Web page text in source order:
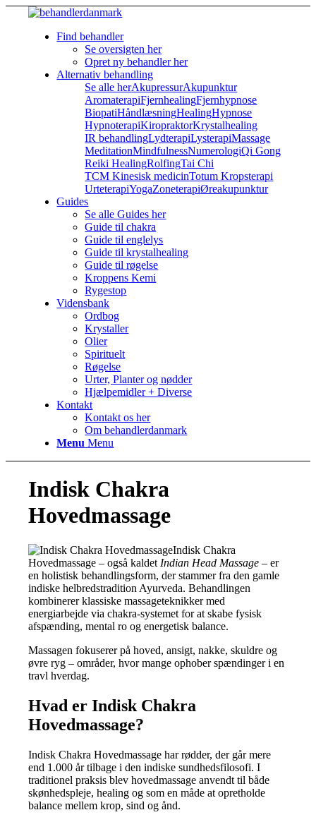
Find behandler
Se oversigten her
Opret ny behandler her
Alternativ behandling
Se alle herAkupressurAkupunktur
AromaterapiFjernhealingFjernhypnose
BiopatiHåndlæsningHealingHypnose
HypnoterapiKiropraktorKrystalhealing
IR behandlingLydterapiLysterapiMassage
MeditationMindfulnessNumerologiQi Gong
Reiki HealingRolfingTai Chi
TCM Kinesisk medicinTotum Kropsterapi
UrteterapiYogaZoneterapiØreakupunktur
Guides
Se alle Guides her
Guide til chakra
Guide til englelys
Guide til krystalhealing
Guide til røgelse
Kroppens Kemi
Rygestop
Vidensbank
Ordbog
Krystaller
Olier
Spirituelt
Røgelse
Urter, Planter og nødder
Hjælpemidler + Diverse
Kontakt
Kontakt os her
Om behandlerdanmark
Menu Menu
Indisk Chakra
Hovedmassage
Indisk Chakra
Hovedmassage – også kaldet Indian Head Massage – er
en holistisk behandlingsform, der stammer fra den gamle
indiske helbredstradition Ayurveda. Behandlingen
kombinerer klassiske massageteknikker med
energiarbejde via chakra-systemet for at skabe fysisk
afspænding, mental ro og energetisk balance.
Massagen fokuserer på hoved, ansigt, nakke, skuldre og
øvre ryg – områder, hvor mange ophober spændinger i en
travl hverdag.
Hvad er Indisk Chakra
Hovedmassage?
Indisk Chakra Hovedmassage har rødder, der går mere
end 1.000 år tilbage i den indiske sundhedsfilosofi. I
traditionel praksis blev hovedmassage anvendt til både
skønhedspleje, healing og som en måde at opretholde
balance mellem krop, sind og ånd.